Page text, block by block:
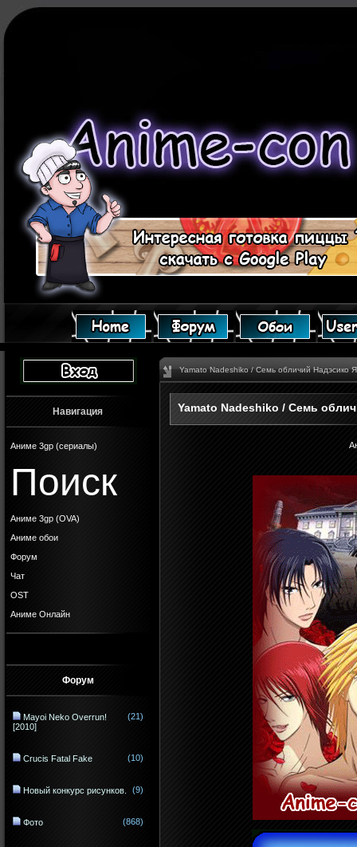
Навигация
Аниме 3gp (сериалы)
Поиск
Аниме 3gp (OVA)
Аниме обои
Форум
Чат
OST
Аниме Онлайн
Форум
Mayoi Neko Overrun!
[2010]
(21)
Crucis Fatal Fake (10)
Новый конкурс рисунков. (9)
Фото (868)
Yamato Nadeshiko / Семь обличий Надэсико
Yamato Nadeshiko / Семь